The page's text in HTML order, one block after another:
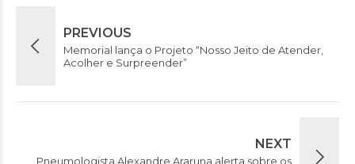
PREVIOUS
Memorial lança o Projeto “Nosso Jeito de Atender,
Acolher e Surpreender”
NEXT
Pneumologista Alexandre Araruna alerta sobre os